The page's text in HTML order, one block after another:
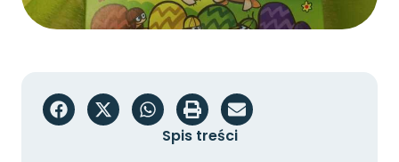
Spis treści